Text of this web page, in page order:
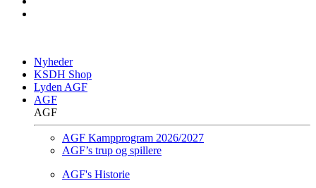
Nyheder
KSDH Shop
Lyden AGF
AGF
AGF
AGF Kampprogram 2026/2027
AGF’s trup og spillere
AGF's Historie